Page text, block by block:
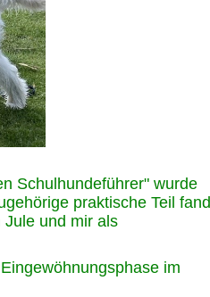
Schulhundeführer" wurde
praktische Teil fand
Jule und mir als
im